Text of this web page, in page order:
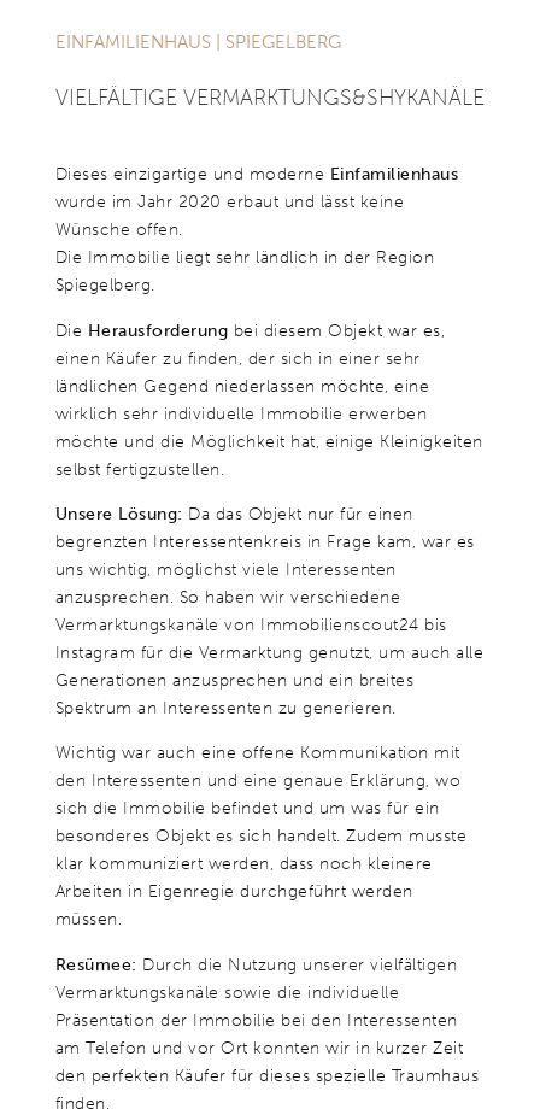
und das Update zum Sachstand hat uns sehr gefallen. Durch die
Gute und weiterhin erfolgreiche Geschäfte!“
EINFAMILIENHAUS | SPIEGELBERG
VIEL­FÄLTIGE VER­MARKTUNGS&SHYKANÄLE
Dieses einzigartige und moderne Einfamilienhaus
wurde im Jahr 2020 erbaut und lässt keine
Wünsche offen.
Die Immobilie liegt sehr ländlich in der Region
Spiegelberg.
Die Herausforderung bei diesem Objekt war es,
einen Käufer zu finden, der sich in einer sehr
ländlichen Gegend niederlassen möchte, eine
wirklich sehr individuelle Immobilie erwerben
möchte und die Möglichkeit hat, einige Kleinigkeiten
selbst fertigzustellen.
Unsere Lösung: Da das Objekt nur für einen
begrenzten Interessentenkreis in Frage kam, war es
uns wichtig, möglichst viele Interessenten
anzusprechen. So haben wir verschiedene
Vermarktungskanäle von Immobilienscout24 bis
Instagram für die Vermarktung genutzt, um auch alle
Generationen anzusprechen und ein breites
Spektrum an Interessenten zu generieren.
Wichtig war auch eine offene Kommunikation mit
den Interessenten und eine genaue Erklärung, wo
sich die Immobilie befindet und um was für ein
besonderes Objekt es sich handelt. Zudem musste
klar kommuniziert werden, dass noch kleinere
Arbeiten in Eigenregie durchgeführt werden
müssen.
Resümee: Durch die Nutzung unserer vielfältigen
Vermarktungskanäle sowie die individuelle
Präsentation der Immobilie bei den Interessenten
am Telefon und vor Ort konnten wir in kurzer Zeit
den perfekten Käufer für dieses spezielle Traumhaus
finden.